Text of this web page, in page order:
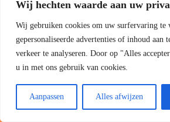
Wij hechten waarde aan uw
Wij gebruiken cookies om uw surfervaring te
gepersonaliseerde advertenties of inhoud aan
verkeer te analyseren. Door op "Alles
u in met ons gebruik van cookies.
Aanpassen Alles afwijzen
Informatie
Algemene voorwaarden
Privacyverklaring
Openingsuren
ma: gesloten